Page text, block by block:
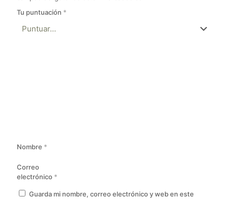
Tu puntuación *
Nombre *
Correo
electrónico *
Guarda mi nombre, correo electrónico y web en este